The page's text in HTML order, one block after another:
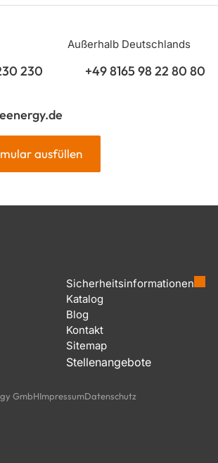
230
Außerhalb Deutschlands
+49 8165 98 22 80 80
ausfüllen
Sicherheitsinformationen
Katalog
Blog
Kontakt
Sitemap
Stellenangebote
GmbHImpressumDatenschutz